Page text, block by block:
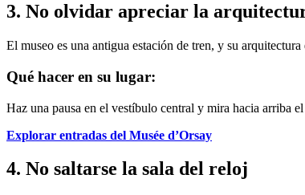
3. No olvidar apreciar la
El museo es una antigua estación de tren, y su
Qué hacer en su lugar:
Haz una pausa en el vestíbulo central y mira hacia arriba
Explorar entradas del Musée d’Orsay
4. No saltarse la sala del reloj